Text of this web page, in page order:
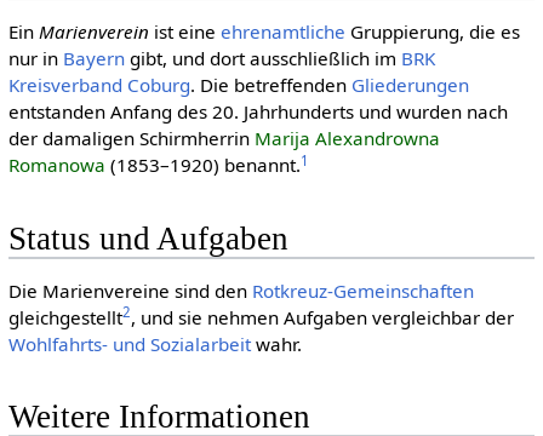
Ein Marienverein ist eine ehren­amtliche Gruppierung, die es
nur in Bayerngibt, und dort ausschließlich im BRK
Kreisverband Coburg. Die betreffenden Gliederungen
entstanden Anfang des 20. Jahrhunderts und wurden nach
der damaligen Schirmherrin Marija Alexandrowna
Romanowa (1853–1920) benannt.1
Status und Aufgaben
Die Marienvereine sind den Rotkreuz-Gemeinschaften
gleichgestellt2, und sie nehmen Aufgaben vergleichbar der
Wohlfahrts- und Sozialarbeitwahr.
Weitere Informationen